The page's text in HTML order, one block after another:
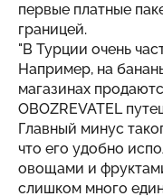
первые платные
границей.
"В Турции очень
Например, на
магазинах
OBOZREVATEL
Главный минус
что его удобно
овощами и
слишком много